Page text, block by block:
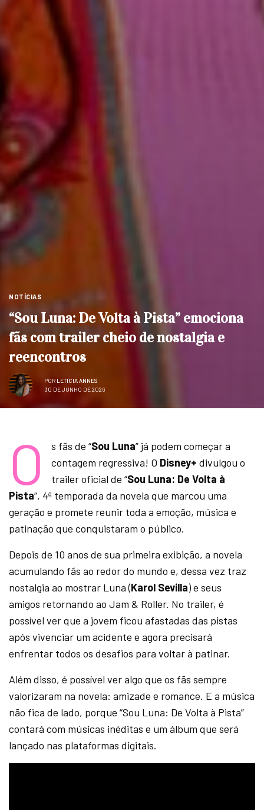
NOTÍCIAS
“Sou Luna: De Volta à Pista” emociona
fãs com trailer cheio de nostalgia e
reencontros
POR LETICIA ANNES
30 DE JUNHO DE 2026
O s fãs de “Sou Luna” já podem começar a
contagem regressiva! O Disney+ divulgou o
trailer oficial de “Sou Luna: De Volta à
Pista“, 4ª temporada da novela que marcou uma
geração e promete reunir toda a emoção, música e
patinação que conquistaram o público.
Depois de 10 anos de sua primeira exibição, a novela
acumulando fãs ao redor do mundo e, dessa vez traz
nostalgia ao mostrar Luna (Karol Sevilla) e seus
amigos retornando ao Jam & Roller. No trailer, é
possível ver que a jovem ficou afastadas das pistas
após vivenciar um acidente e agora precisará
enfrentar todos os desafios para voltar à patinar.
Além disso, é possível ver algo que os fãs sempre
valorizaram na novela: amizade e romance. E a música
não fica de lado, porque “Sou Luna: De Volta à Pista”
contará com músicas inéditas e um álbum que será
lançado nas plataformas digitais.